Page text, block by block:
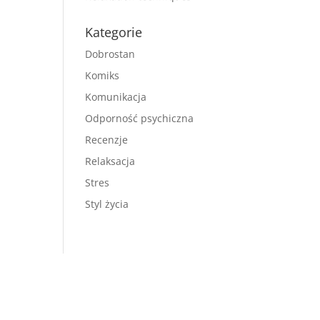
Kategorie
Dobrostan
Komiks
Komunikacja
Odporność psychiczna
Recenzje
Relaksacja
Stres
Styl życia